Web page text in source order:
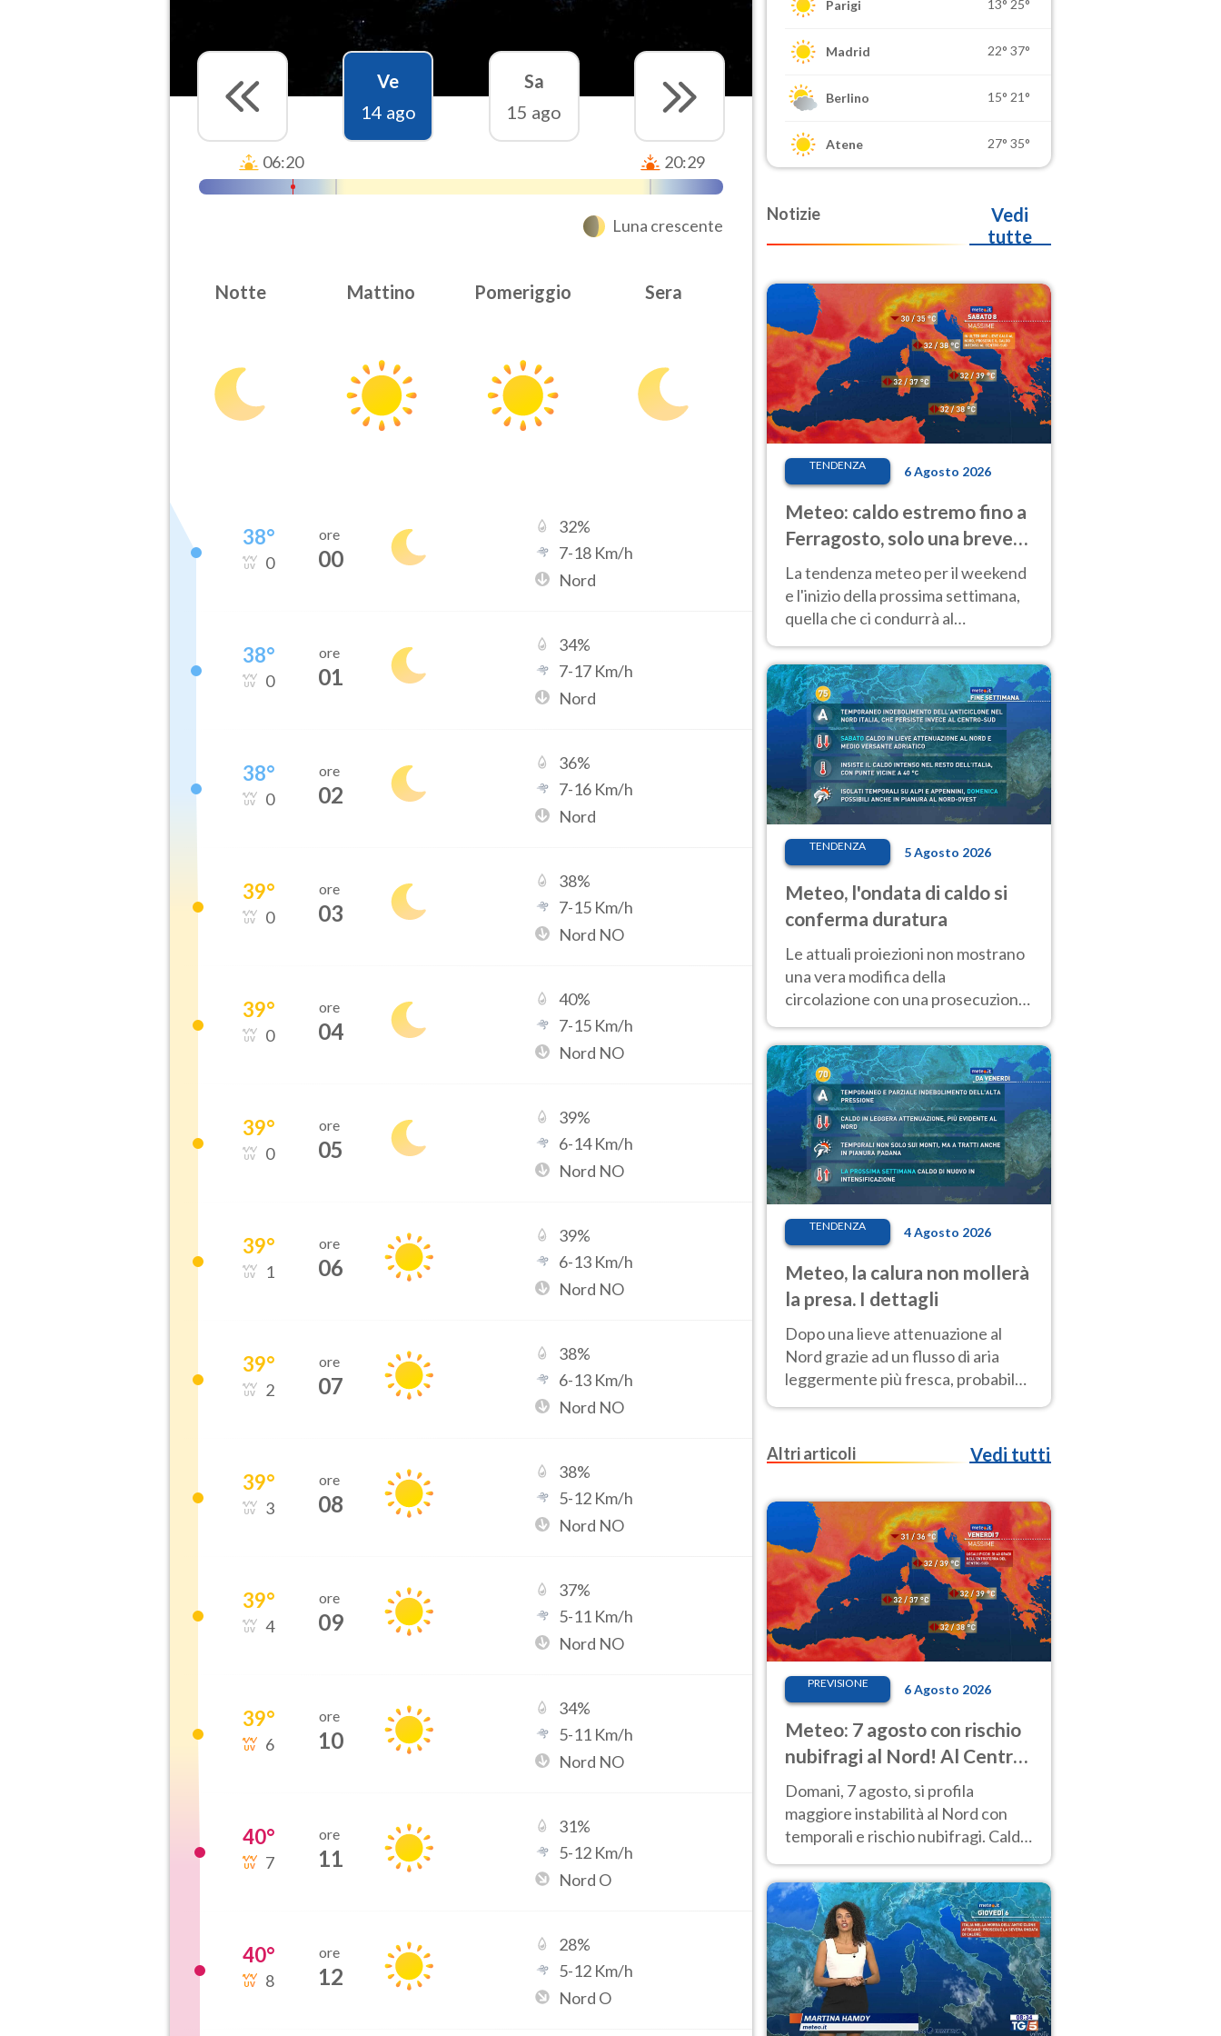
Ve
14 ago
Sa
15 ago
06:20 20:29
Luna crescente
Notte Mattino Pomeriggio Sera
38°
0
ore
00
32%
7-18 Km/h
Nord
38°
0
ore
01
34%
7-17 Km/h
Nord
38°
0
ore
02
36%
7-16 Km/h
Nord
39°
0
ore
03
38%
7-15 Km/h
Nord NO
39°
0
ore
04
40%
7-15 Km/h
Nord NO
39°
0
ore
05
39%
6-14Km/h
Nord NO
39°
1
ore
06
39%
6-13 Km/h
Nord NO
39°
2
ore
07
38%
6-13 Km/h
Nord NO
39°
3
ore
08
38%
5-12 Km/h
Nord NO
39°
4
ore
09
37%
5-11 Km/h
Nord NO
39°
6
ore
10
34%
5-11 Km/h
Nord NO
40°
7
ore
11
31%
5-12 Km/h
Nord O
40°
8
ore
12
28%
5-12 Km/h
Nord O
Parigi 13° 25°
Madrid 22° 37°
Berlino 15° 21°
Atene 27° 35°
Notizie
Vedi
tutte
TENDENZA 6 Agosto 2026
Meteo: caldo estremo fino a
Ferragosto, solo una breve
pausa. Ecco dove
La tendenza meteo per il weekend
e l'inizio della prossima settimana,
quella che ci condurrà al
temperature molto elevate
TENDENZA 5 Agosto 2026
Meteo, l'ondata di caldo si
conferma duratura
Le attuali proiezioni non mostrano
una vera modifica della
circolazione con una prosecuzione
giorni, compresa la settimana di
Ferragosto
TENDENZA 4 Agosto 2026
Meteo, la calura non mollerà
la presa. I dettagli
Dopo una lieve attenuazione al
Nord grazie ad un flusso di aria
leggermente più fresca, probabile
nuovo rinforzo dell’anticiclone
Altri articoli
Vedi tutti
PREVISIONE 6 Agosto 2026
Meteo: 7 agosto con rischio
nubifragi al Nord! Al Centro-
Sud caldo estremo
Domani, 7 agosto, si profila
maggiore instabilità al Nord con
temporali e rischio nubifragi. Caldo
previsioni.